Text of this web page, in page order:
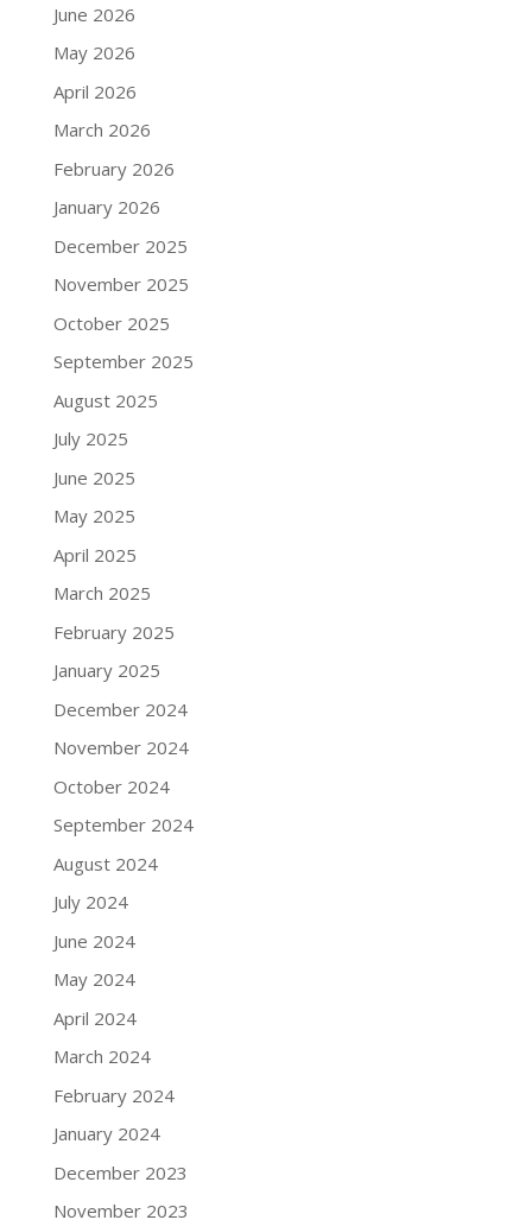
June 2026
May 2026
April 2026
March 2026
February 2026
January 2026
December 2025
November 2025
October 2025
September 2025
August 2025
July 2025
June 2025
May 2025
April 2025
March 2025
February 2025
January 2025
December 2024
November 2024
October 2024
September 2024
August 2024
July 2024
June 2024
May 2024
April 2024
March 2024
February 2024
January 2024
December 2023
November 2023